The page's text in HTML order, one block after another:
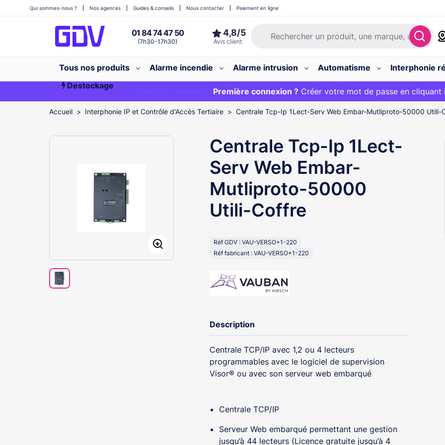
01 84 74 47 50
(7h30-17h30)
Qui sommes-nous ? Nos agences Guides & conseils Nous contacter Paiement en ligne
Tous nos produits Alarme incendie Alarme intrusion Automatisme
Interphonie
Destockage
Première commande ?20€ OFFERT sur votre panier et livraison 24/48h gratuite
Première connexion ?Créer votre mot de passe en
EXCLU WEB :
Accueil Interphonie IP et Contrôle d'Accès Tertiaire Centrale Tcp-Ip 1Lect-Serv Web Embar-Mutliproto-50000 Utili-
Centrale Tcp-Ip 1Lect-
Serv Web Embar-
Mutliproto-50000
Utili-Coffre
Réf GDV : VAU-VERSO+1-220
Réf fabricant : VAU-VERSO+1-220
Description
Centrale TCP/IP avec 1,2 ou 4 lecteurs
programmables avec le logiciel de supervision
Visor® ou avec son serveur web embarqué
Centrale TCP/IP
Serveur Web embarqué permettant une gestion
jusqu’à 44 lecteurs (Licence gratuite jusqu’à 4